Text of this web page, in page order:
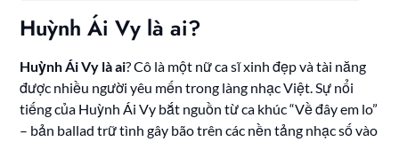
Huỳnh Ái Vy là ai?
Huỳnh Ái Vy là ai? Cô là một nữ ca sĩ xinh đẹp và tài năng
được nhiều người yêu mến trong làng nhạc Việt. Sự nổi
tiếng của Huỳnh Ái Vy bắt nguồn từ ca khúc “Về đây em lo”
– bản ballad trữ tình gây bão trên các nền tảng nhạc số vào